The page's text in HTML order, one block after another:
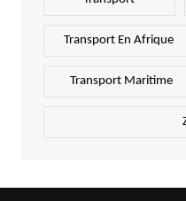
Transport En Afrique
Transport Maritime